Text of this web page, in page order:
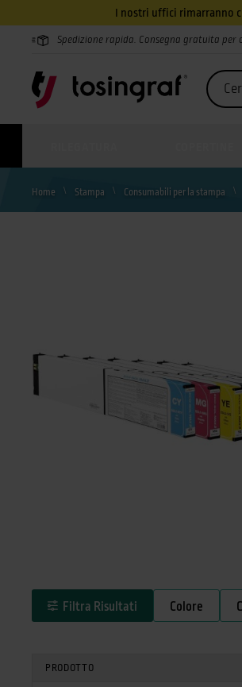
I nostri uffici rimarranno
Spedizione rapida. Consegna gratuita per
Home Stampa Consumabili per la stampa
Filtra Risultati Colore
PRODOTTO